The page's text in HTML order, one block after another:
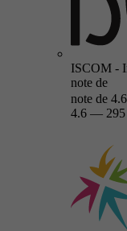
ISCOM -
note de
note de
4.6 —